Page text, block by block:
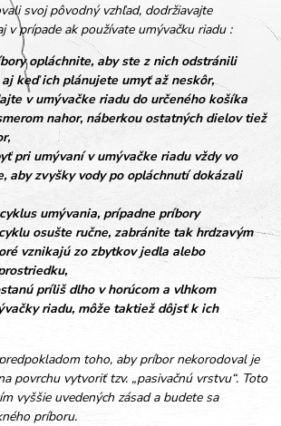
svoj pôvodný vzhľad, dodržiavajte
v prípade ak používate umývačku riadu :
opláchnite, aby ste z nich odstránili
keď ich plánujete umyť až neskôr,
v umývačke riadu do určeného košíka
nahor, náberkou ostatných dielov tiež
pri umývaní v umývačke riadu vždy vo
aby zvyšky vody po opláchnutí dokázali
umývania, prípadne príbory
osušte ručne, zabránite tak hrdzavým
vznikajú zo zbytkov jedla alebo
príliš dlho v horúcom a vlhkom
riadu, môže taktiež dôjsť k ich
toho, aby príbor nekorodoval je
povrchu vytvoriť tzv. „pasivačnú vrstvu“. Toto
vyššie uvedených zásad a budete sa
príboru.